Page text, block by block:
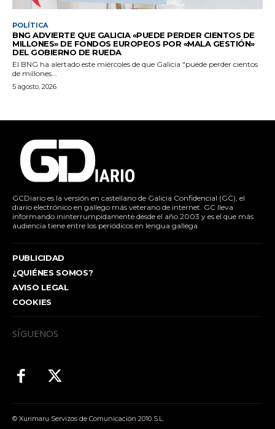
POLÍTICA
BNG ADVIERTE QUE GALICIA «PUEDE PERDER CIENTOS DE
MILLONES» DE FONDOS EUROPEOS POR «MALA GESTIÓN»
DEL GOBIERNO DE RUEDA
El BNG ha alertado este miércoles de que Galicia "puede perder cientos
de millones...
5 agosto, 2026
GCDiario es la versión en castellano de Galicia Confidencial (GC), el
diario electrónico en gallego más veterano de internet. GC lleva
informando ininterrumpidamente desde el año 2003 y es el que más
audiencia tiene entre los periódicos en lengua gallega.
PUBLICIDAD
¿QUIÉNES SOMOS?
AVISO LEGAL
COOKIES
SÍGUENOS
© Xurimaru Servizos de Comunicación 2010 S.L.